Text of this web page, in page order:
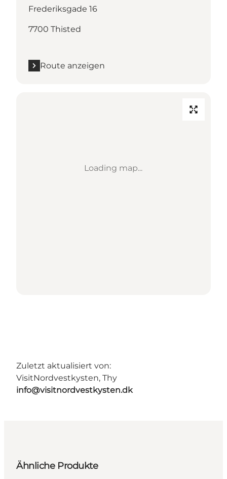
Frederiksgade 16
7700 Thisted
Route anzeigen
Loading map...
Zuletzt aktualisiert von:
VisitNordvestkysten, Thy
info@visitnordvestkysten.dk
Ähnliche Produkte